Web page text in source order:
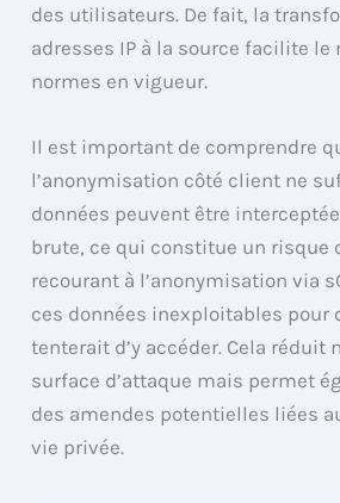
des utilisateurs. De fait, la
adresses IP à la source facilite le
normes en vigueur.
Il est important de comprendre
l’anonymisation côté client ne
données peuvent être
brute, ce qui constitue un risque
recourant à l’anonymisation via
ces données inexploitables pour
tenterait d’y accéder. Cela réduit
surface d’attaque mais permet
des amendes potentielles liées
vie privée.